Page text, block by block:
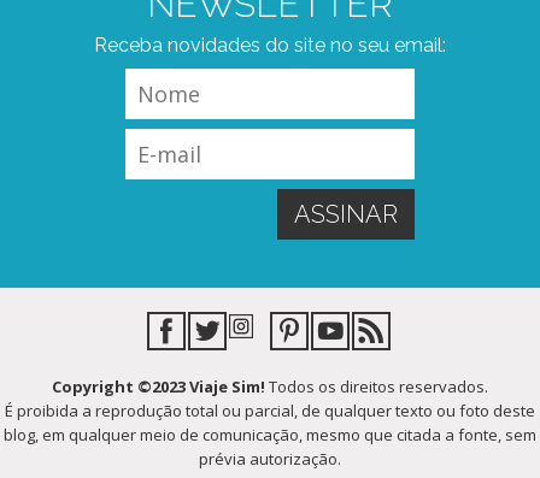
Receba novidades do site no seu email:
Copyright ©2023 Viaje Sim! Todos os direitos reservados.
É proibida a reprodução total ou parcial, de qualquer texto ou foto deste
blog, em qualquer meio de comunicação, mesmo que citada a fonte, sem
prévia autorização.